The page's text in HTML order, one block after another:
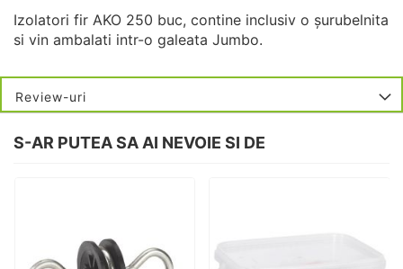
Izolatori fir AKO 250 buc, contine inclusiv o șurubelnita
si vin ambalati intr-o galeata Jumbo.
Review-uri
S-AR PUTEA SA AI NEVOIE SI DE